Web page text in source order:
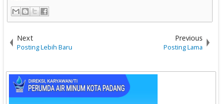
Next
Posting Lebih Baru
Previous
Posting Lama